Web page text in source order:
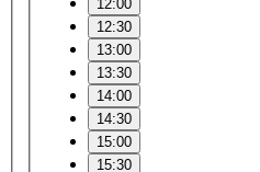
12:00
12:30
13:00
13:30
14:00
14:30
15:00
15:30